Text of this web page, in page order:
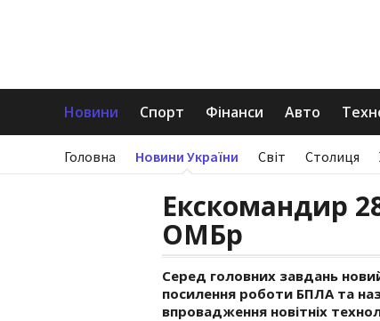
Новини Спорт Фінанси Авто
Головна Новини України Світ Столиця
Екскомандир
ОМБр
Серед головних завдань
посилення роботи БПЛА та
впровадження новітніх